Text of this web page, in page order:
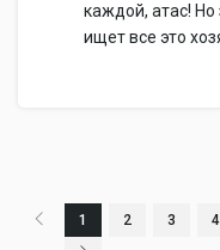
каждой, атас! Но
ищет все это
1 2 3 4